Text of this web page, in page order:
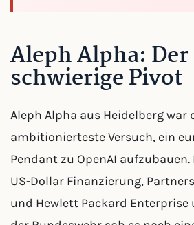
Aleph Alpha: Der
schwierige Pivot
Aleph Alpha aus Heidelberg war
ambitionierteste Versuch, ein
Pendant zu OpenAI
US-Dollar Finanzierung,
und Hewlett Packard Enterprise